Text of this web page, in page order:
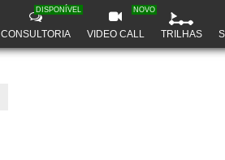
CONSULTORIA
DISPONÍVEL
VIDEO CALL
NOVO
TRILHAS